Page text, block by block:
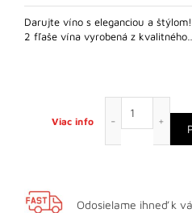
Darujte víno s eleganciou a
2 fľaše vína vyrobená z
Viac info
Odosielame ihneď k